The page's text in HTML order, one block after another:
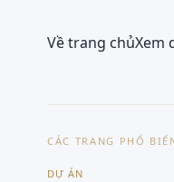
Về trang chủXem
CÁC TRANG PHỔ
DỰ ÁN